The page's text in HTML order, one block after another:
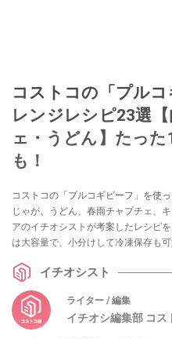
コストコの「プル
レンジレシピ23選
ェ・うどん】たっ
も！
コストコの「プルコギビーフ」を使
じゃが、うどん、春雨チャプチェ、
アのイチオシストが考案したレシピ
は大容量で、小分けして冷凍保存も
イチオシスト
ライター / 編集
イチオシ編集部 コス